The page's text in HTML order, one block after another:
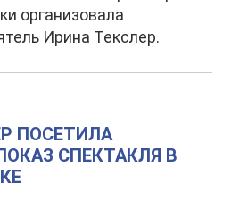
организовала
Ирина Текслер.
ПОСЕТИЛА
СПЕКТАКЛЯ В